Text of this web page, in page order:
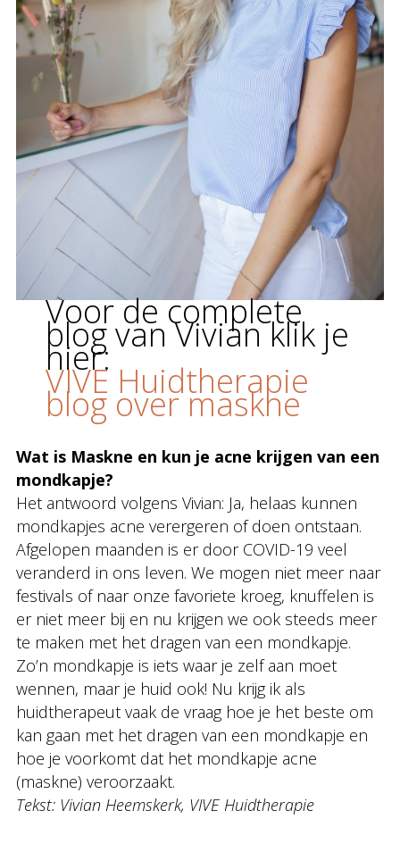
Voor de complete
blog van Vivian klik je
hier:
VIVE Huidtherapie
blog over maskne
Wat is Maskne en kun je acne krijgen van een
mondkapje?
Het antwoord volgens Vivian: Ja, helaas kunnen
mondkapjes acne verergeren of doen ontstaan.
Afgelopen maanden is er door COVID-19 veel
veranderd in ons leven. We mogen niet meer naar
festivals of naar onze favoriete kroeg, knuffelen is
er niet meer bij en nu krijgen we ook steeds meer
te maken met het dragen van een mondkapje.
Zo’n mondkapje is iets waar je zelf aan moet
wennen, maar je huid ook! Nu krijg ik als
huidtherapeut vaak de vraag hoe je het beste om
kan gaan met het dragen van een mondkapje en
hoe je voorkomt dat het mondkapje acne
(maskne) veroorzaakt.
Tekst: Vivian Heemskerk, VIVE Huidtherapie